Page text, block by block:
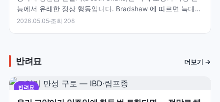
능에서 유래한 정상 행동입니다. Bradshaw 에 따르면 늑대는
작은 동물(쥐·토끼)을 잡으면 머리를…
2026.05.05 조회 208
반려묘 더보기 →
반려묘